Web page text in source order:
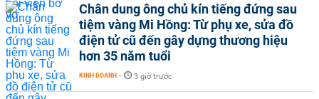
Chân dung ông chủ kín tiếng đứng sau
tiệm vàng Mi Hồng: Từ phụ xe, sửa đồ
điện tử cũ đến gây dựng thương hiệu
hơn 35 năm tuổi
KINH DOANH - 3 giờ trước